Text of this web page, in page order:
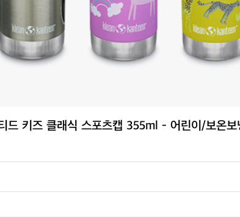
드 키즈 클래식 스포츠캡 355ml - 어린이/보온보